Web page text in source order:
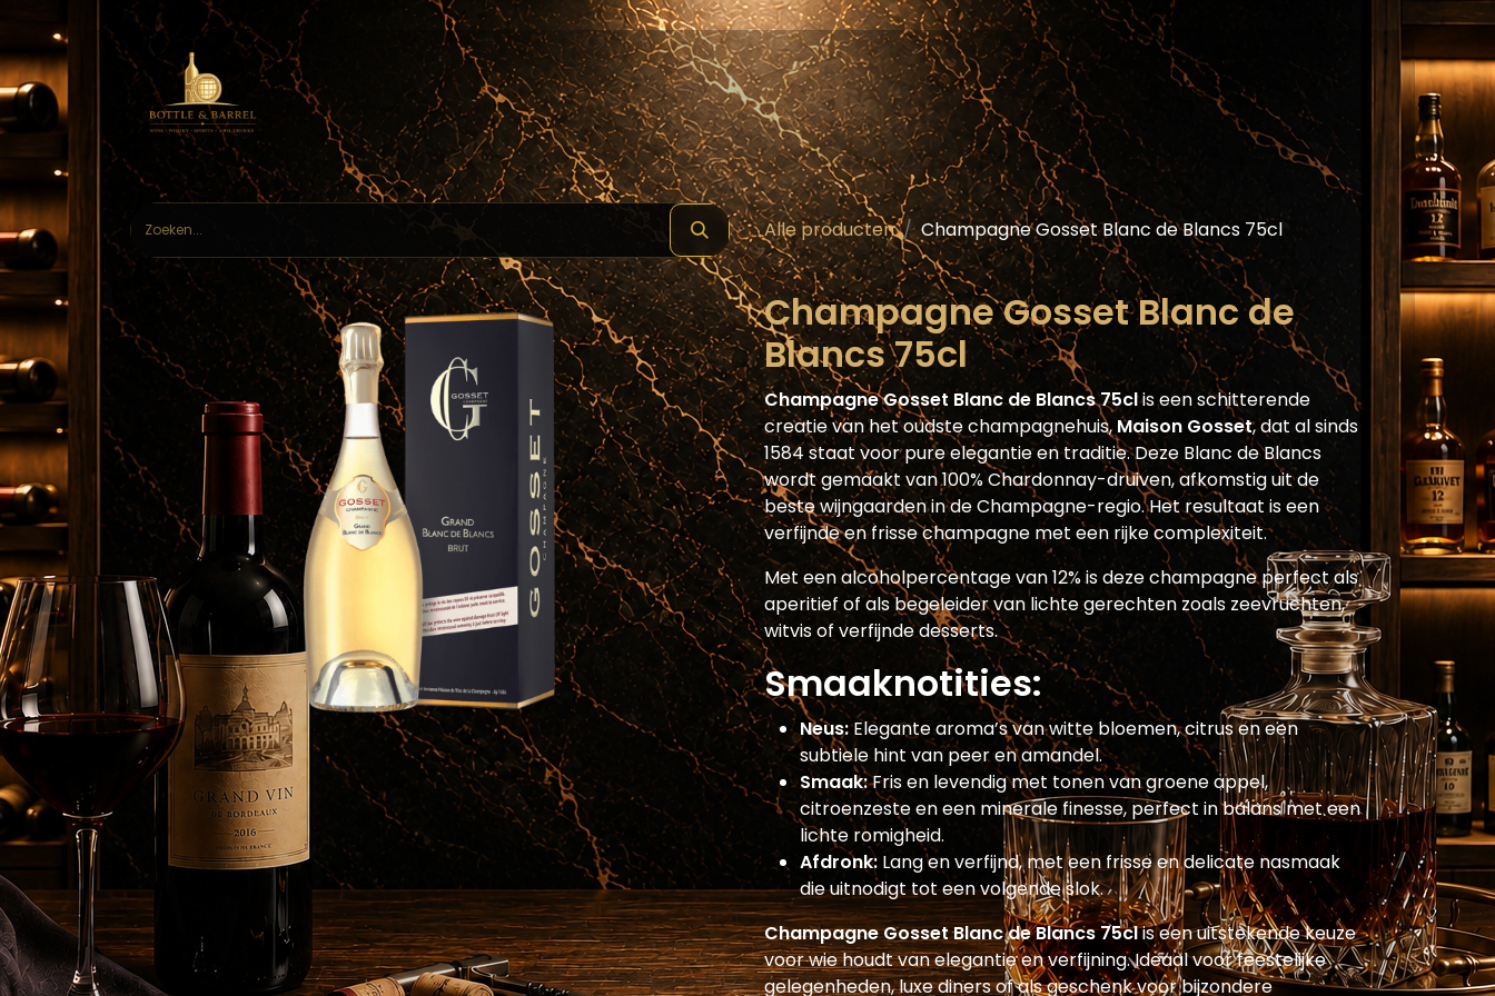
Home Webshop Schilde ( Wines & Spirits ) Masterclass Assortiment Blog Horecaplatform
Alle producten Champagne Gosset Blanc de Blancs 75cl
Champagne Gosset Blanc de
Blancs 75cl
Champagne Gosset Blanc de Blancs 75clis een schitterende
creatie van het oudste champagnehuis, Maison Gosset, dat al sinds
1584 staat voor pure elegantie en traditie. Deze Blanc de Blancs
wordt gemaakt van 100% Chardonnay-druiven, afkomstig uit de
beste wijngaarden in de Champagne-regio. Het resultaat is een
verfijnde en frisse champagne met een rijke complexiteit.
Met een alcoholpercentage van 12% is deze champagne perfect als
aperitief of als begeleider van lichte gerechten zoals zeevruchten,
witvis of verfijnde desserts.
Smaaknotities:
Neus:Elegante aroma’s van witte bloemen, citrus en een
subtiele hint van peer en amandel.
Smaak:Fris en levendig met tonen van groene appel,
citroenzeste en een minerale finesse, perfect in balans met een
lichte romigheid.
Afdronk: Lang en verfijnd, met een frisse en delicate nasmaak
die uitnodigt tot een volgende slok.
Champagne Gosset Blanc de Blancs 75clis een uitstekende keuze
voor wie houdt van elegantie en verfijning. Ideaal voor feestelijke
gelegenheden, luxe diners of als geschenk voor bijzondere